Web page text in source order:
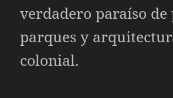
verdadero paraíso de
parques y
colonial.